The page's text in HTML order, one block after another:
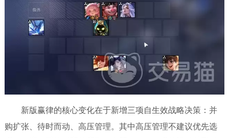
新版赢律的核心变化在于新增三项自生效战略决策：并
购扩张、待时而动、高压管理。其中高压管理不建议优先选